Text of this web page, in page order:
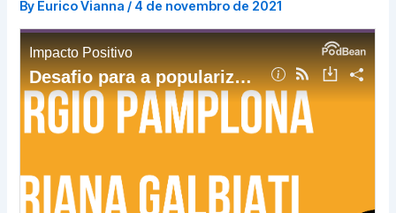
By Eurico Vianna / 4 de novembro de 2021